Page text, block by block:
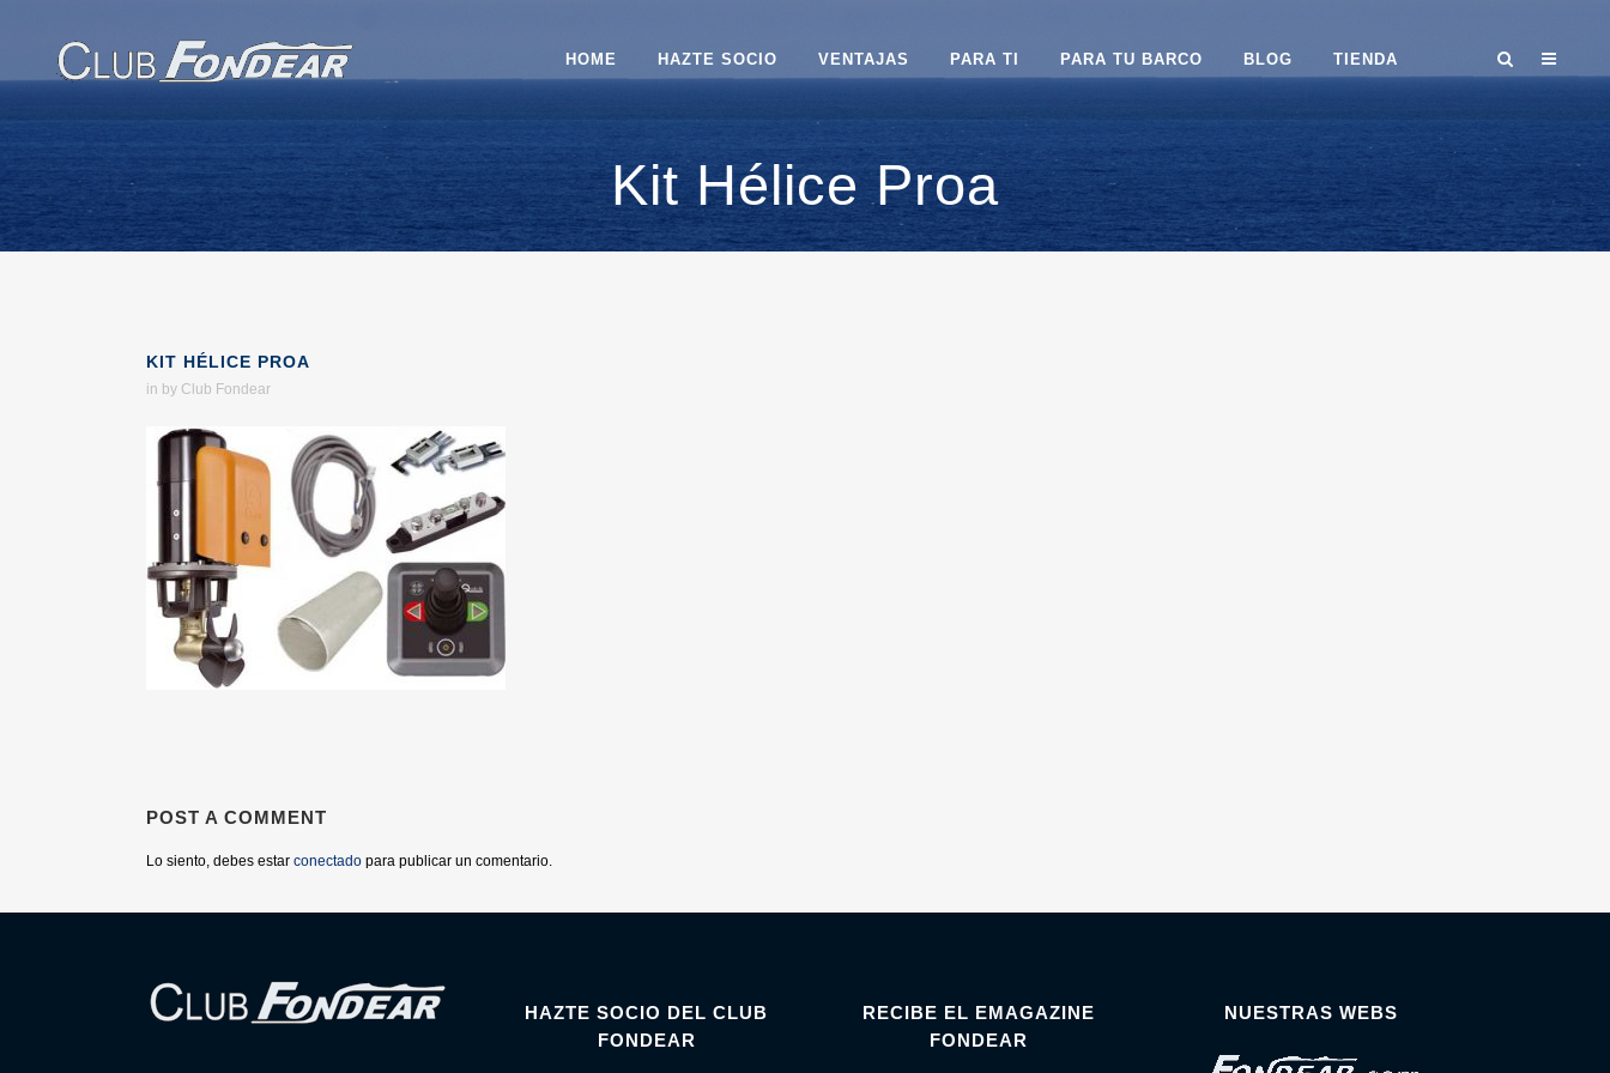
HOME HAZTE SOCIO VENTAJAS PARA TI PARA TU BARCO BLOG TIENDA
Kit Hélice Proa
KIT HÉLICE PROA
in by Club Fondear
POST A COMMENT
Lo siento, debes estar conectado para publicar un comentario.
HAZTE SOCIO DEL CLUB
FONDEAR
RECIBE EL EMAGAZINE
FONDEAR
NUESTRAS WEBS